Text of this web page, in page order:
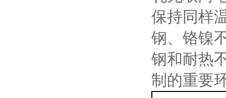
保持同样
钢、铬镍
钢和耐热
制的重要